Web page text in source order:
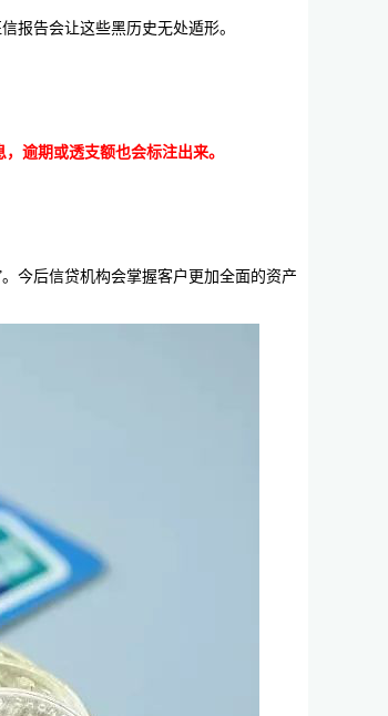
报告会让这些黑历史无处遁形。
逾期或透支额也会标注出来。
今后信贷机构会掌握客户更加全面的资产